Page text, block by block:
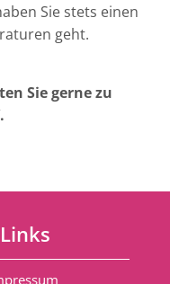
Sie stets einen
geht.
Sie gerne zu
Links